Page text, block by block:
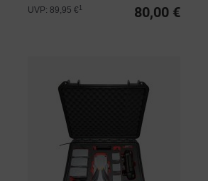
80,00 €
UVP: 89,95 €